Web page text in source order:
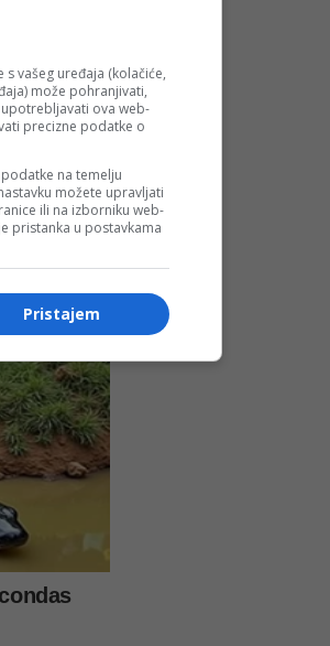
vašeg uređaja (kolačiće,
može pohranjivati,
ova web-
precizne podatke o
na temelju
možete upravljati
ili na izborniku web-
pristanka u postavkama
Pristajem